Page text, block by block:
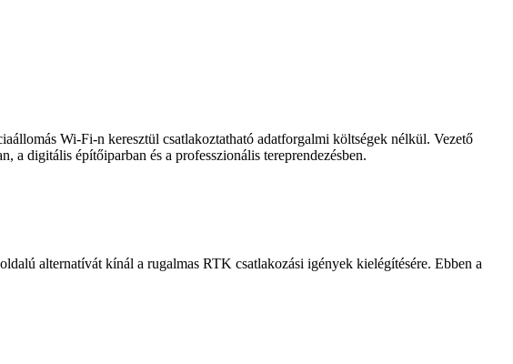
Wi-Fi-n keresztül csatlakoztatható adatforgalmi költségek nélkül. Vezető
a digitális építőiparban és a professzionális tereprendezésben.
alternatívát kínál a rugalmas RTK csatlakozási igények kielégítésére. Ebben a